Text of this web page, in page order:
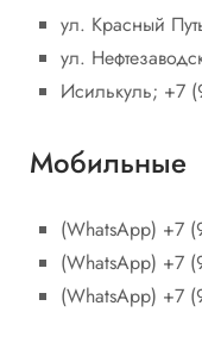
ул. Красный
ул.
Исилькуль; +7
Мобильные
(WhatsApp) +7
(WhatsApp) +7
(WhatsApp) +7